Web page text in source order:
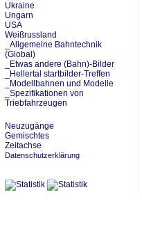
Ukraine
Ungarn
USA
Weißrussland
_Allgemeine Bahntechnik
(Global)
_Etwas andere (Bahn)-Bilder
_Hellertal startbilder-Treffen
_Modellbahnen und Modelle
_Spezifikationen von
Triebfahrzeugen
Neuzugänge
Gemischtes
Zeitachse
Datenschutzerklärung